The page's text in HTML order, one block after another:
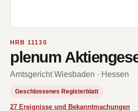
HRB 11130
plenum
Amtsgericht Wiesbaden · Hessen
Geschlossenes Registerblatt
27 Ereignisse und Bekanntmachungen